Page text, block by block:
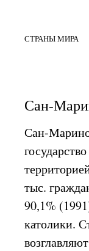
СТРАНЫ МИРА
Сан-
Сан-
тыс.
90,1%
католики.